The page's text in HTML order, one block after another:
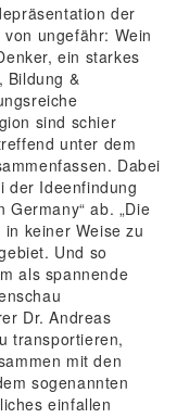
der
ungefähr: Wein
ein starkes
Bildung &
sind schier
unter dem
Dabei
der Ideenfindung
ab. „Die
keiner Weise zu
Und so
als spannende
Dr. Andreas
transportieren,
mit den
sogenannten
einfallen